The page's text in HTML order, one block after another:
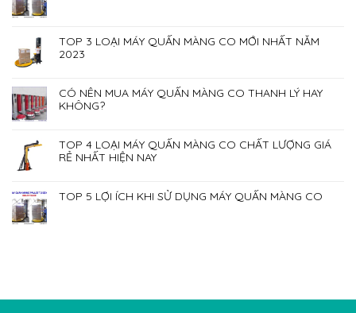
TOP 3 LOẠI MÁY QUẤN MÀNG CO MỚI NHẤT NĂM
2023
CÓ NÊN MUA MÁY QUẤN MÀNG CO THANH LÝ HAY
KHÔNG?
TOP 4 LOẠI MÁY QUẤN MÀNG CO CHẤT LƯỢNG GIÁ
RẺ NHẤT HIỆN NAY
TOP 5 LỢI ÍCH KHI SỬ DỤNG MÁY QUẤN MÀNG CO